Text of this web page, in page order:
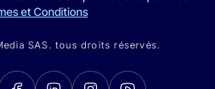
et Conditions
SAS. tous droits réservés.